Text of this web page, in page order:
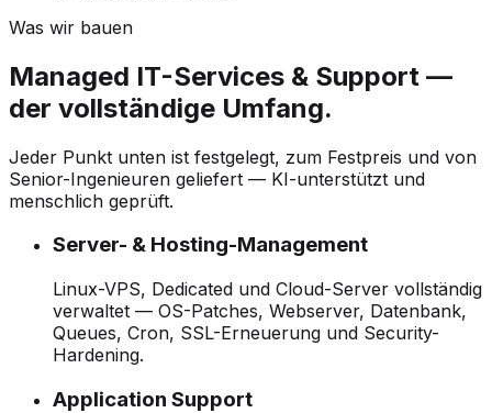
Was wir bauen
Managed IT-Services & Support —
der vollständige Umfang.
Jeder Punkt unten ist festgelegt, zum Festpreis und von
Senior-Ingenieuren geliefert — KI-unterstützt und
menschlich geprüft.
Server- & Hosting-Management
Linux-VPS, Dedicated und Cloud-Server vollständig
verwaltet — OS-Patches, Webserver, Datenbank,
Queues, Cron, SSL-Erneuerung und Security-
Hardening.
Application Support